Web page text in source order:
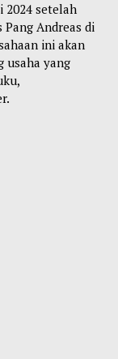
2024 setelah
Andreas di
ini akan
usaha yang